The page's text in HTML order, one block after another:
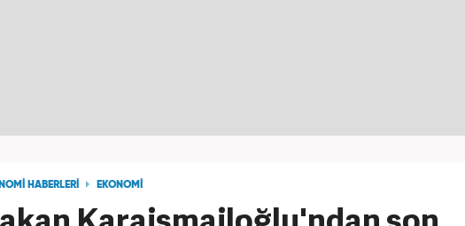
HABERLERİ EKONOMİ